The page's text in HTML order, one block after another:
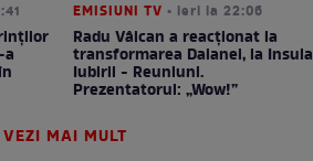
EMISIUNI TV • ieri la 22:06
Radu Vâlcan a reacționat la
transformarea Daianei, la Insula
Iubirii - Reuniuni.
Prezentatorul: „Wow!”
VEZI MAI MULT